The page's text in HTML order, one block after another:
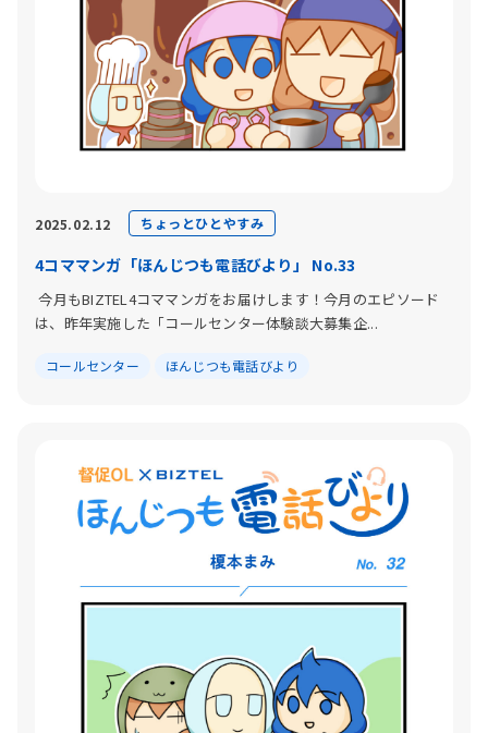
2025.02.12 ちょっとひとやすみ
4コママンガ「ほんじつも電話びより」 No.33
今月もBIZTEL4コママンガをお届けします！今月のエピソード
は、昨年実施した「コールセンター体験談大募集企...
コールセンター ほんじつも電話びより